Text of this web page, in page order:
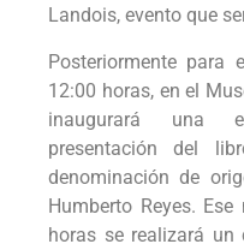
Landois, evento que
Posteriormente
12:00 horas, en el
inaugurará una
presentación del
denominación de
Humberto Reyes.
horas se realizará un